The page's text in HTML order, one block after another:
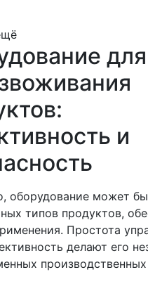
и
оборудование может
типов продуктов,
Простота
делают его